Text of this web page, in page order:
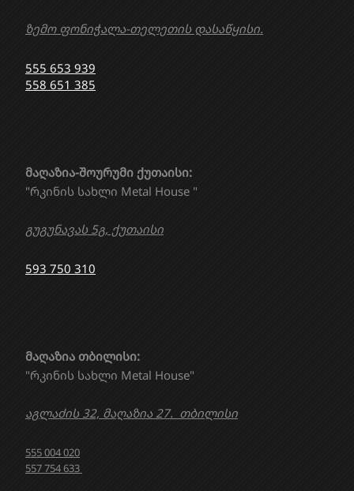
ზემო ფონიჭალა-თელეთის დასაწყისი.
555 653 939
558 651 385
მაღაზია თბილისი:
"რკინის სახლი Metal House"
აგლაძის 32, მაღაზია 27. თბილისი
555 004 020
557 754 633
მაღაზია-შოურუმი ქუთაისი:
"რკინის სახლი Metal House "
გუგუნავას 5გ, ქუთაისი
593 750 310